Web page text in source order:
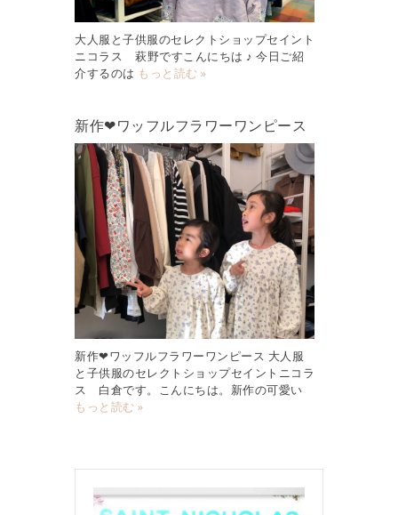
大人服と子供服のセレクトショップセイント
ニコラス 萩野ですこんにちは ♪ 今日ご紹
介するのは もっと読む »
新作❤︎ワッフルフラワーワンピース
新作❤︎ワッフルフラワーワンピース 大人服
と子供服のセレクトショップセイントニコラ
ス 白倉です。こんにちは。新作の可愛い
もっと読む »